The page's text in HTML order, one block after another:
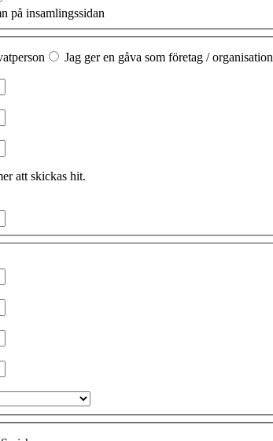
på insamlingssidan
Jag ger en gåva som företag / organisation
att skickas hit.